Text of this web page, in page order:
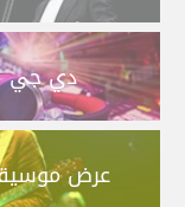
دي جي
عرض